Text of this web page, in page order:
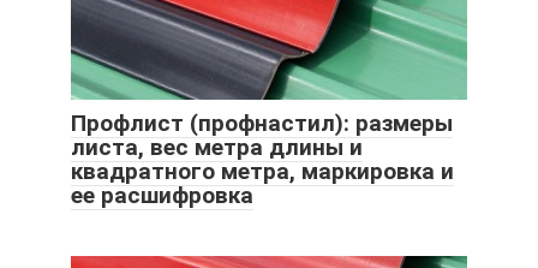
Профлист (профнастил): размеры
листа, вес метра длины и
квадратного метра, маркировка и
ее расшифровка